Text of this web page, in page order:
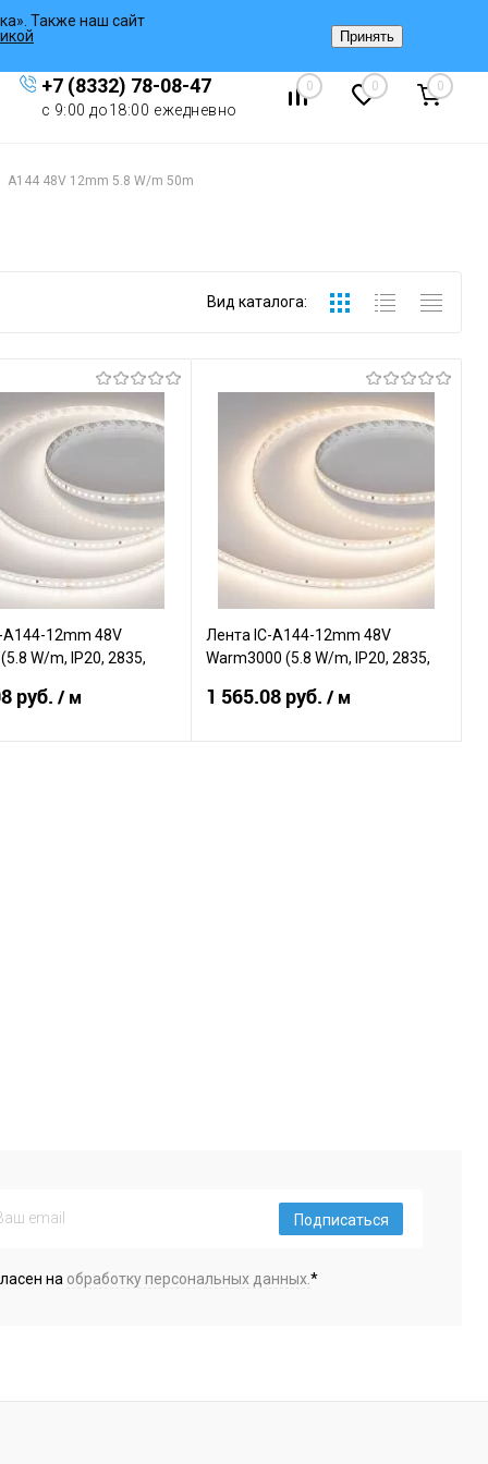
Регистрация
+7 (8332) 78-08-47
с 9:00 до18:00 ежедневно
0 0 0
A144 48V 12mm 5.8 W/m 50m
Вид каталога:
A144-12mm 48V
W/m, IP20, 2835,
руб. / м
Лента IC-A144-12mm 48V
Warm3000 (5.8 W/m, IP20, 2835,
1 565.08 руб./ м
Подписаться
на обработку персональных данных.*
Также наш сайт
Принять